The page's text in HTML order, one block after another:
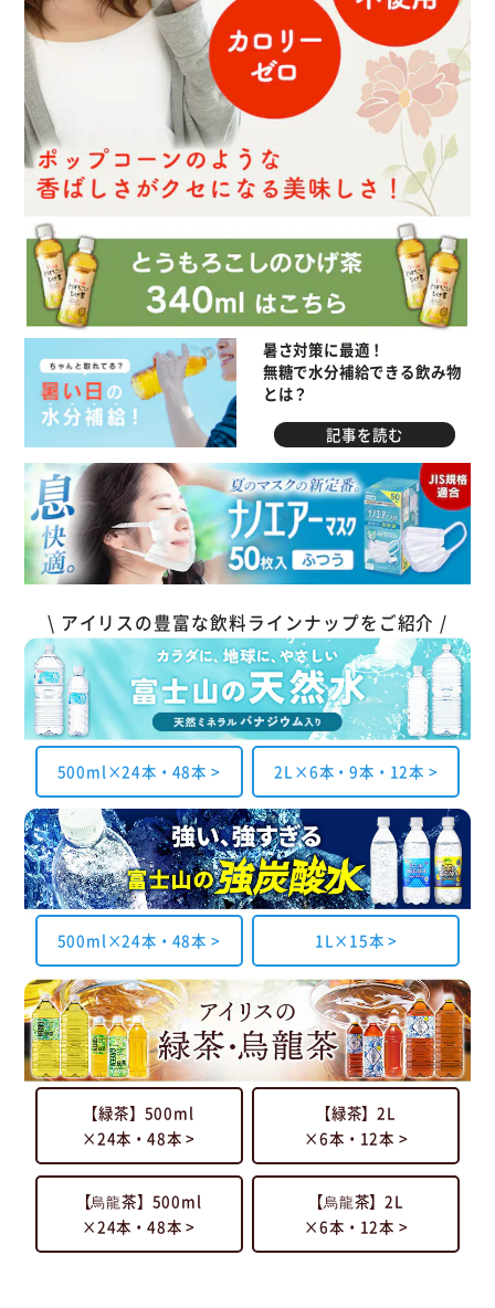
暑さ対策に最適！
無糖で水分補給できる飲み物
とは？
記事を読む
\ アイリスの豊富な飲料ラインナップをご紹介 /
500ml×24本・48本 > 2L×6本・9本・12本 >
500ml×24本・48本 > 1L×15本 >
【緑茶】500ml
×24本・48本 >
【緑茶】2L
×6本・12本 >
【烏龍茶】500ml
×24本・48本 >
【烏龍茶】2L
×6本・12本 >